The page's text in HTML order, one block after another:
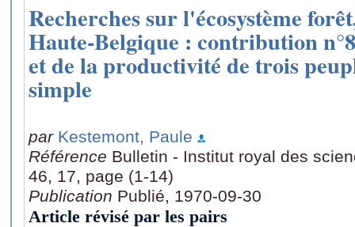
Recherches sur l'écosystème
Haute-Belgique : contribution
et de la productivité de trois
simple
par Kestemont, Paule
Référence Bulletin - Institut royal des
46, 17, page (1-14)
Publication Publié, 1970-09-30
Article révisé par les pairs